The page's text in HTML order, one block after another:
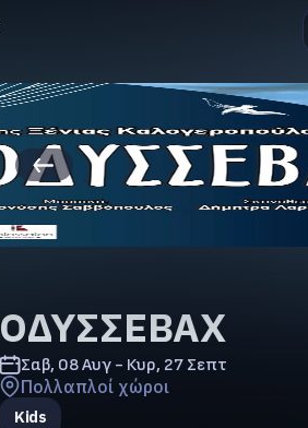
ΟΔΥΣΣΕΒΑΧ
Σαβ, 08 Αυγ - Κυρ, 27 Σεπτ
Πολλαπλοί χώροι
Kids